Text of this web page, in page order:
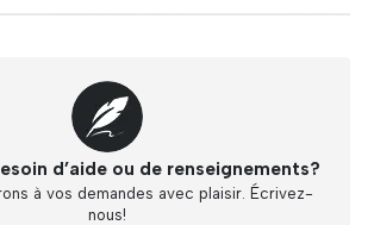
d’aide ou de renseignements?
à vos demandes avec plaisir. Écrivez-
nous!